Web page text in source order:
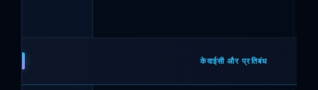
केवाईसी और प्रतिबंध